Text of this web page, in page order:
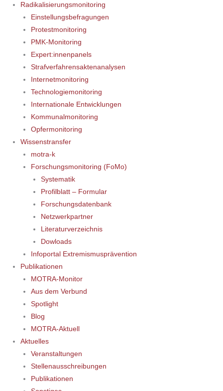
Radikalisierungsmonitoring
Einstellungsbefragungen
Protestmonitoring
PMK-Monitoring
Expert:innenpanels
Strafverfahrensaktenanalysen
Internetmonitoring
Technologiemonitoring
Internationale Entwicklungen
Kommunalmonitoring
Opfermonitoring
Wissenstransfer
motra-k
Forschungsmonitoring (FoMo)
Systematik
Profilblatt – Formular
Forschungsdatenbank
Netzwerkpartner
Literaturverzeichnis
Dowloads
Infoportal Extremismusprävention
Publikationen
MOTRA-Monitor
Aus dem Verbund
Spotlight
Blog
MOTRA-Aktuell
Aktuelles
Veranstaltungen
Stellenausschreibungen
Publikationen